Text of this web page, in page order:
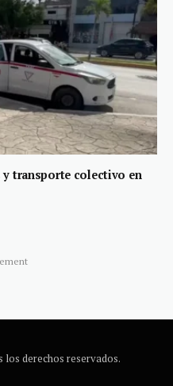
y transporte colectivo en
derechos reservados.